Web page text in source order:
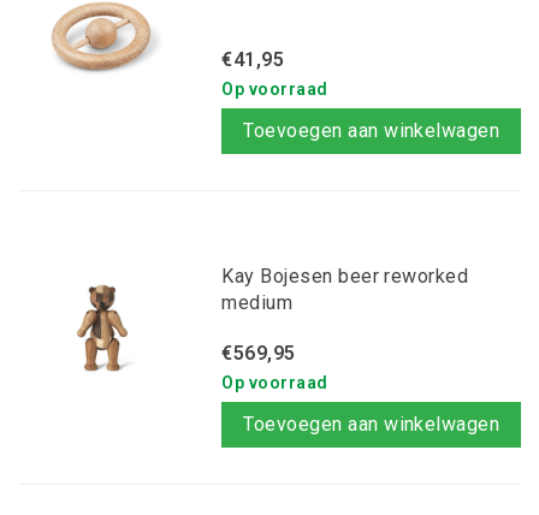
€41,95
Op voorraad
Toevoegen aan winkelwagen
Kay Bojesen beer reworked
medium
€569,95
Op voorraad
Toevoegen aan winkelwagen